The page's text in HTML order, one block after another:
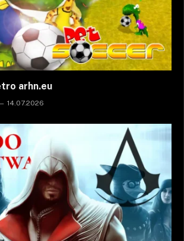
arhn.eu
14.07.2026